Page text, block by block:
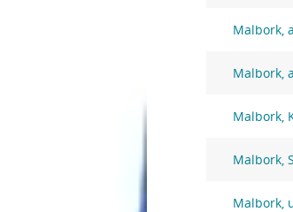
Malbork,
Malbork,
Malbork,
Malbork,
Malbork,